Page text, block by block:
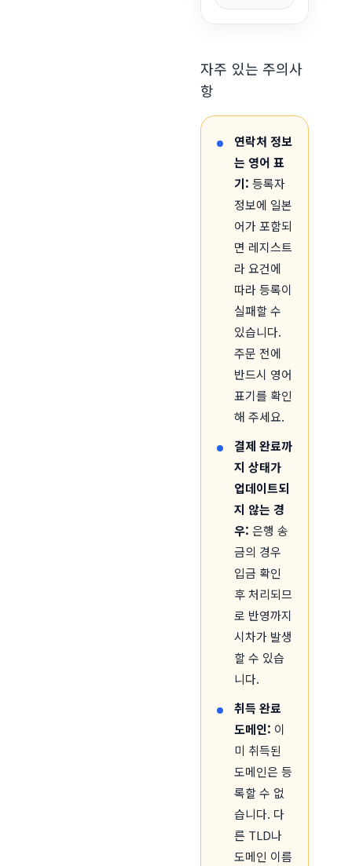
자주 있는 주의사
항
연락처 정보
는 영어 표
기: 등록자
정보에 일본
어가 포함되
면 레지스트
라 요건에
따라 등록이
실패할 수
있습니다.
주문 전에
반드시 영어
표기를 확인
해 주세요.
결제 완료까
지 상태가
업데이트되
지 않는 경
우: 은행 송
금의 경우
입금 확인
후 처리되므
로 반영까지
시차가 발생
할 수 있습
니다.
취득 완료
도메인: 이
미 취득된
도메인은 등
록할 수 없
습니다. 다
른 TLD나
도메인 이름